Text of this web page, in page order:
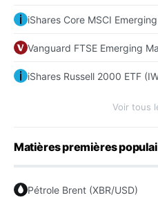
iShares Core MSCI
Vanguard FTSE Emerging
iShares Russell 2000 ETF
Voir tous
Matières premières
Pétrole Brent (XBR/USD)